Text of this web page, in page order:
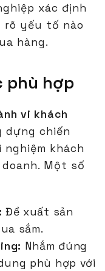
xác định
rõ yếu tố nào
hàng.
phù hợp
vi khách
dựng chiến
khách
Một số
Đề xuất sản
sắm.
Nhắm đúng
phù hợp với